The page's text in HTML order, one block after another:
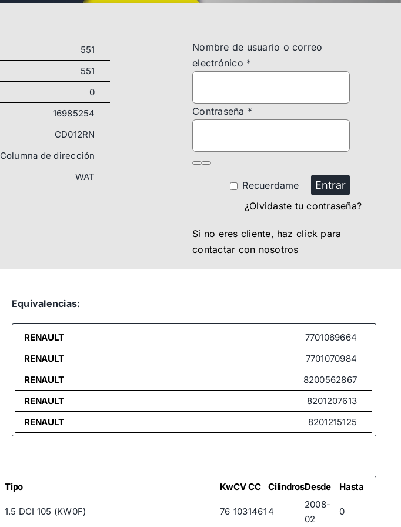
551
551
0
16985254
CD012RN
Columna de dirección
WAT
Nombre de usuario o correo
electrónico *
Contraseña *
Recuerdame Entrar
¿Olvidaste tu contraseña?
Si no eres cliente, haz click para
contactar con nosotros
Equivalencias:
RENAULT
7701069664
RENAULT
7701070984
RENAULT
8200562867
RENAULT
8201207613
RENAULT
8201215125
Tipo KwCVCC CilindrosDesde Hasta
1.5 DCI 105 (KW0F) 76 1031461 4
2008-
02
0